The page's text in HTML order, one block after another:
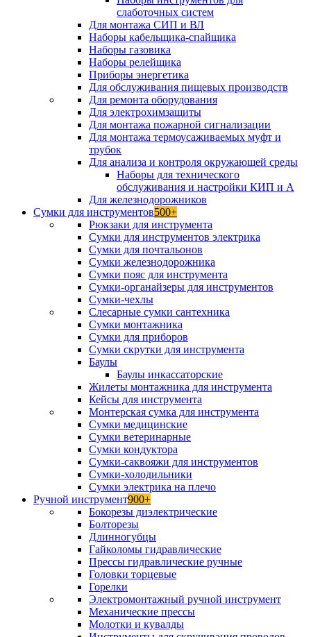
слаботочных систем
Для монтажа СИП и ВЛ
Наборы кабельщика-спайщика
Наборы газовика
Наборы релейщика
Приборы энергетика
Для обслуживания пищевых производств
Для ремонта оборудования
Для электрохимзащиты
Для монтажа пожарной сигнализации
Для монтажа термоусаживаемых муфт и
трубок
Для анализа и контроля окружающей среды
Наборы для технического
обслуживания и настройки КИП и А
Для железнодорожников
Сумки для инструментов500+
Рюкзаки для инструмента
Сумки для инструментов электрика
Сумки для почтальонов
Сумки железнодорожника
Сумки пояс для инструмента
Сумки-органайзеры для инструментов
Сумки-чехлы
Слесарные сумки сантехника
Сумки монтажника
Сумки для приборов
Сумки скрутки для инструмента
Баулы
Баулы инкассаторские
Жилеты монтажника для инструмента
Кейсы для инструмента
Монтерская сумка для инструмента
Сумки медицинские
Сумки ветеринарные
Сумки кондуктора
Сумки-саквояжи для инструментов
Сумки-холодильники
Сумки электрика на плечо
Ручной инструмент900+
Бокорезы диэлектрические
Болторезы
Длинногубцы
Гайколомы гидравлические
Прессы гидравлические ручные
Головки торцевые
Горелки
Электромонтажный ручной инструмент
Механические прессы
Молотки и кувалды